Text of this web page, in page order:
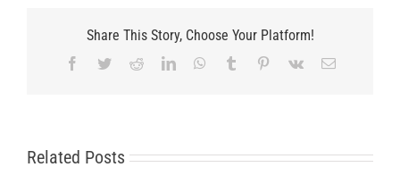
Share This Story, Choose Your Platform!
Facebook
TwitterRedditLinkedInWhatsApp
Tumblr Pinterest
Vk Email
Related Posts